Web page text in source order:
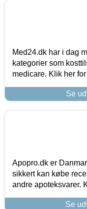
Med24.dk har i dag
kategorier som
medicare. Klik her
Se
Apopro.dk er
sikkert kan købe
andre apoteksvarer.
Se